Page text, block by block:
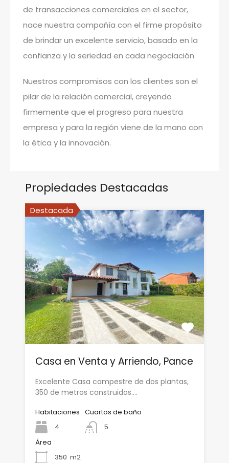
de transacciones comerciales en el sector,
nace nuestra compañía con el firme propósito
de brindar un excelente servicio, basado en la
confianza y la seriedad en cada negociación.
Nuestros compromisos con los clientes son el
pilar de la relación comercial, creyendo
firmemente que el progreso para nuestra
empresa y para la región viene de la mano con
la ética y la innovación.
Propiedades Destacadas
Destacada
Casa en Venta y Arriendo, Pance
Excelente Casa campestre de dos plantas,
350 de metros construidos.…
Habitaciones
4
Cuartos de baño
5
Área
350 m2